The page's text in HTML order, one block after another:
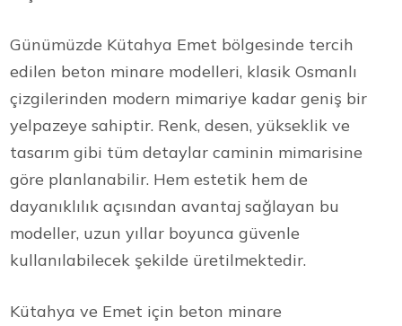
Günümüzde Kütahya Emet bölgesinde tercih
edilen beton minare modelleri, klasik Osmanlı
çizgilerinden modern mimariye kadar geniş bir
yelpazeye sahiptir. Renk, desen, yükseklik ve
tasarım gibi tüm detaylar caminin mimarisine
göre planlanabilir. Hem estetik hem de
dayanıklılık açısından avantaj sağlayan bu
modeller, uzun yıllar boyunca güvenle
kullanılabilecek şekilde üretilmektedir.
Kütahya ve Emet için beton minare